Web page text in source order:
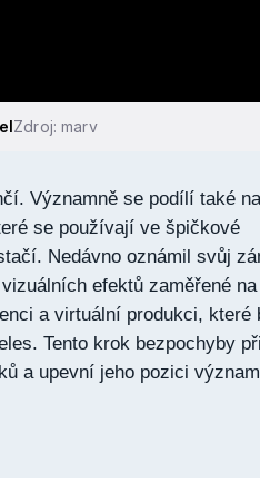
Zdroj: marv
Významně se podílí také
se používají ve špičkové
Nedávno oznámil svůj
efektů zaměřené na
a virtuální produkci, které
Tento krok bezpochyby
a upevní jeho pozici